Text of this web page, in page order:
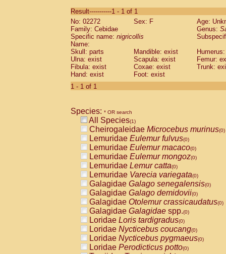
CebidaeSaguinus labiatus(0)
Cebidae Saguinus leucopus (0)
Cebidae
CebidaeSaguinus mystax
Cebidae Saguinus nigricollis (1)
Cebidae Saguinus oedipus
Cebidae Saguinus weddelli
Cebidae Saguinusspp.
Cebidae
CebidaeCebus capucinus
CebidaeCebus nigrivittatus
CebidaeCebus spp.(0)
CebidaeSaimiri boliviensis(0)
CebidaeSaimiri sciureus(0)
AtelidaeAlouatta caraya(0)
AtelidaeAlouatta fusca(0)
AtelidaeAlouatta seniculus(0)
AtelidaeAlouattaspp.(0)
AtelidaeAteles belzebuth(0)
AtelidaeAteles geoffroyi(0)
AtelidaeAteles paniscus(0)
AtelidaeAtelesspp.(0)
AtelidaeLagothrix lagothricha(0)
AtelidaeLagothrix lagothricha cana
PitheciidaeCacajao calvus
Result-----------1 - 1 of 1
No: 02272
Sex: F
Age:
Family: Cebidae
Genus:
Specific name: nigricollis
Name:
Skull: parts
Mandible: exist
Ulna: exist
Scapula: exist
Femur:
Fibula: exist
Coxae: exist
Trunk:
Hand: exist
Foot: exist
1 - 1 of 1
Species: * OR search
All Species(1)
Cheirogaleidae Microcebus murinus(0)
Lemuridae Eulemur fulvus(0)
Lemuridae Eulemur macaco(0)
Lemuridae Eulemur mongoz(0)
Lemuridae Lemur catta(0)
Lemuridae Varecia variegata(0)
Galagidae Galago senegalensis(0)
Galagidae Galago demidovii(0)
Galagidae Otolemur crassicaudatus(0)
Galagidae Galagidae spp.(0)
Loridae Loris tardigradus(0)
Loridae Nycticebus coucang(0)
Loridae Nycticebus pygmaeus(0)
Loridae Perodicticus potto(0)